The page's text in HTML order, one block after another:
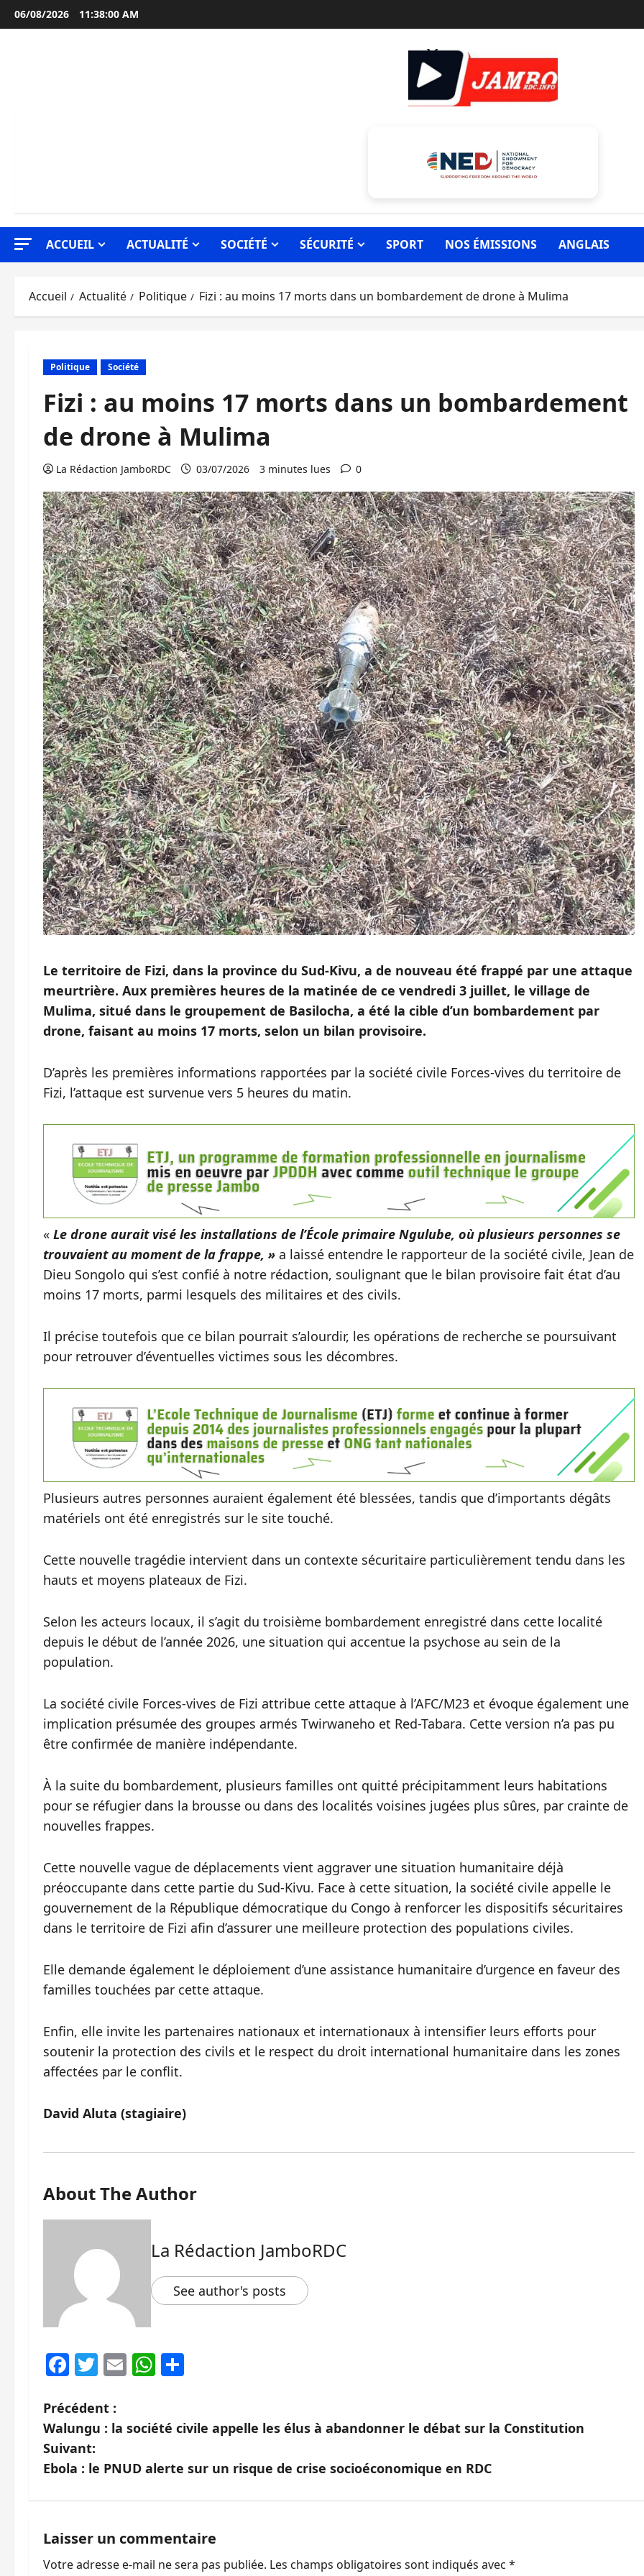
Aller
au
06/08/2026 11:38:01 AM
ACCUEIL ACTUALITÉ SOCIÉTÉ SÉCURITÉ SPORT NOS ÉMISSIONS ANGLAIS
Accueil Actualité Politique Fizi : au moins 17 morts dans un bombardement de drone à Mulima
Politique Société
Fizi : au moins 17 morts dans un bombardement
de drone à Mulima
La Rédaction JamboRDC 03/07/2026 3 minutes lues 0
Le territoire de Fizi, dans la province du Sud-Kivu, a de nouveau été frappé par une attaque
meurtrière. Aux premières heures de la matinée de ce vendredi 3 juillet, le village de
Mulima, situé dans le groupement de Basilocha, a été la cible d’un bombardement par
drone, faisant au moins 17 morts, selon un bilan provisoire.
D’après les premières informations rapportées par la société civile Forces-vives du territoire de
Fizi, l’attaque est survenue vers 5 heures du matin.
« Le drone aurait visé les installations de l’École primaire Ngulube, où plusieurs personnes se
trouvaient au moment de la frappe, » a laissé entendre le rapporteur de la société civile, Jean de
Dieu Songolo qui s’est confié à notre rédaction, soulignant que le bilan provisoire fait état d’au
moins 17 morts, parmi lesquels des militaires et des civils.
Il précise toutefois que ce bilan pourrait s’alourdir, les opérations de recherche se poursuivant
pour retrouver d’éventuelles victimes sous les décombres.
Plusieurs autres personnes auraient également été blessées, tandis que d’importants dégâts
matériels ont été enregistrés sur le site touché.
Cette nouvelle tragédie intervient dans un contexte sécuritaire particulièrement tendu dans les
hauts et moyens plateaux de Fizi.
Selon les acteurs locaux, il s’agit du troisième bombardement enregistré dans cette localité
depuis le début de l’année 2026, une situation qui accentue la psychose au sein de la
population.
La société civile Forces-vives de Fizi attribue cette attaque à l’AFC/M23 et évoque également une
implication présumée des groupes armés Twirwaneho et Red-Tabara. Cette version n’a pas pu
être confirmée de manière indépendante.
À la suite du bombardement, plusieurs familles ont quitté précipitamment leurs habitations
pour se réfugier dans la brousse ou dans des localités voisines jugées plus sûres, par crainte de
nouvelles frappes.
Cette nouvelle vague de déplacements vient aggraver une situation humanitaire déjà
préoccupante dans cette partie du Sud-Kivu. Face à cette situation, la société civile appelle le
gouvernement de la République démocratique du Congo à renforcer les dispositifs sécuritaires
dans le territoire de Fizi afin d’assurer une meilleure protection des populations civiles.
Elle demande également le déploiement d’une assistance humanitaire d’urgence en faveur des
familles touchées par cette attaque.
Enfin, elle invite les partenaires nationaux et internationaux à intensifier leurs efforts pour
soutenir la protection des civils et le respect du droit international humanitaire dans les zones
affectées par le conflit.
David Aluta (stagiaire)
About The Author
La Rédaction JamboRDC
See author's posts
Facebook
Twitter
EmailWhatsApp
N
a
v
g
a
Précédent :
Walungu : la société civile appelle les élus à abandonner le débat sur la Constitution
Suivant:
Ebola : le PNUD alerte sur un risque de crise socioéconomique en RDC
Laisser un commentaire
Votre adresse e-mail ne sera pas publiée. Les champs obligatoires sont indiqués avec *